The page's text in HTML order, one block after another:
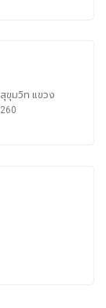
ขุมวิท แขวง